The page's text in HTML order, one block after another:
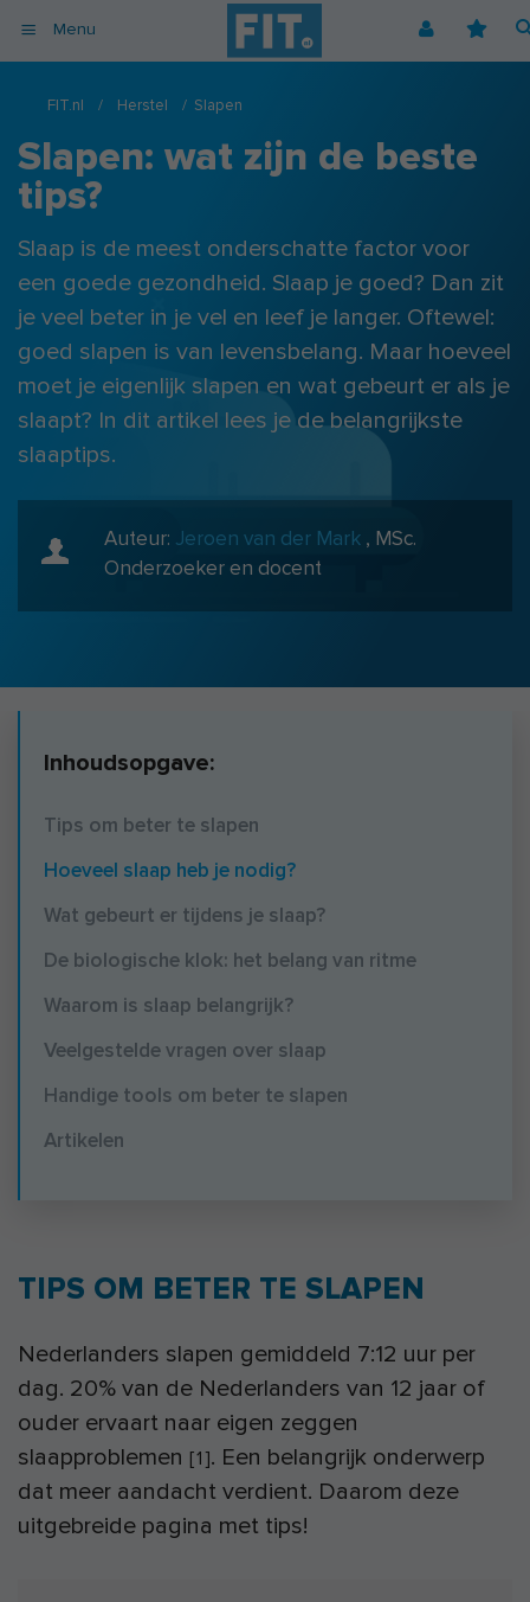
Menu
Herstel
Krachttraining
Mindset
Professionals
Spiermassa
Voeding
Voedingssupplementen
Fitnessschema
Begrippen
Vegan recepten
Koolhydraatarme recepten
Vacatures
Adverteren
Nieuwsbrief
FIT.nl / Herstel / Slapen
Slapen: wat zijn de beste
tips?
Slaap is de meest onderschatte factor voor
een goede gezondheid. Slaap je goed? Dan zit
je veel beter in je vel en leef je langer. Oftewel:
goed slapen is van levensbelang. Maar hoeveel
moet je eigenlijk slapen en wat gebeurt er als je
slaapt? In dit artikel lees je de belangrijkste
slaaptips.
Auteur: Jeroen van der Mark , MSc.
Onderzoeker en docent
Inhoudsopgave:
Tips om beter te slapen
Hoeveel slaap heb je nodig?
Wat gebeurt er tijdens je slaap?
De biologische klok: het belang van ritme
Waarom is slaap belangrijk?
Veelgestelde vragen over slaap
Handige tools om beter te slapen
Artikelen
TIPS OM BETER TE SLAPEN
Nederlanders slapen gemiddeld 7:12 uur per
dag. 20% van de Nederlanders van 12 jaar of
ouder ervaart naar eigen zeggen
slaapproblemen [1 ]. Een belangrijk onderwerp
dat meer aandacht verdient. Daarom deze
uitgebreide pagina met tips!